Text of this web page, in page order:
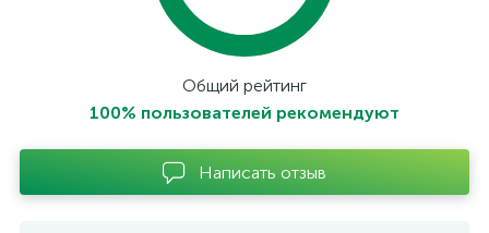
Общий рейтинг
100% пользователей рекомендуют
Написать отзыв